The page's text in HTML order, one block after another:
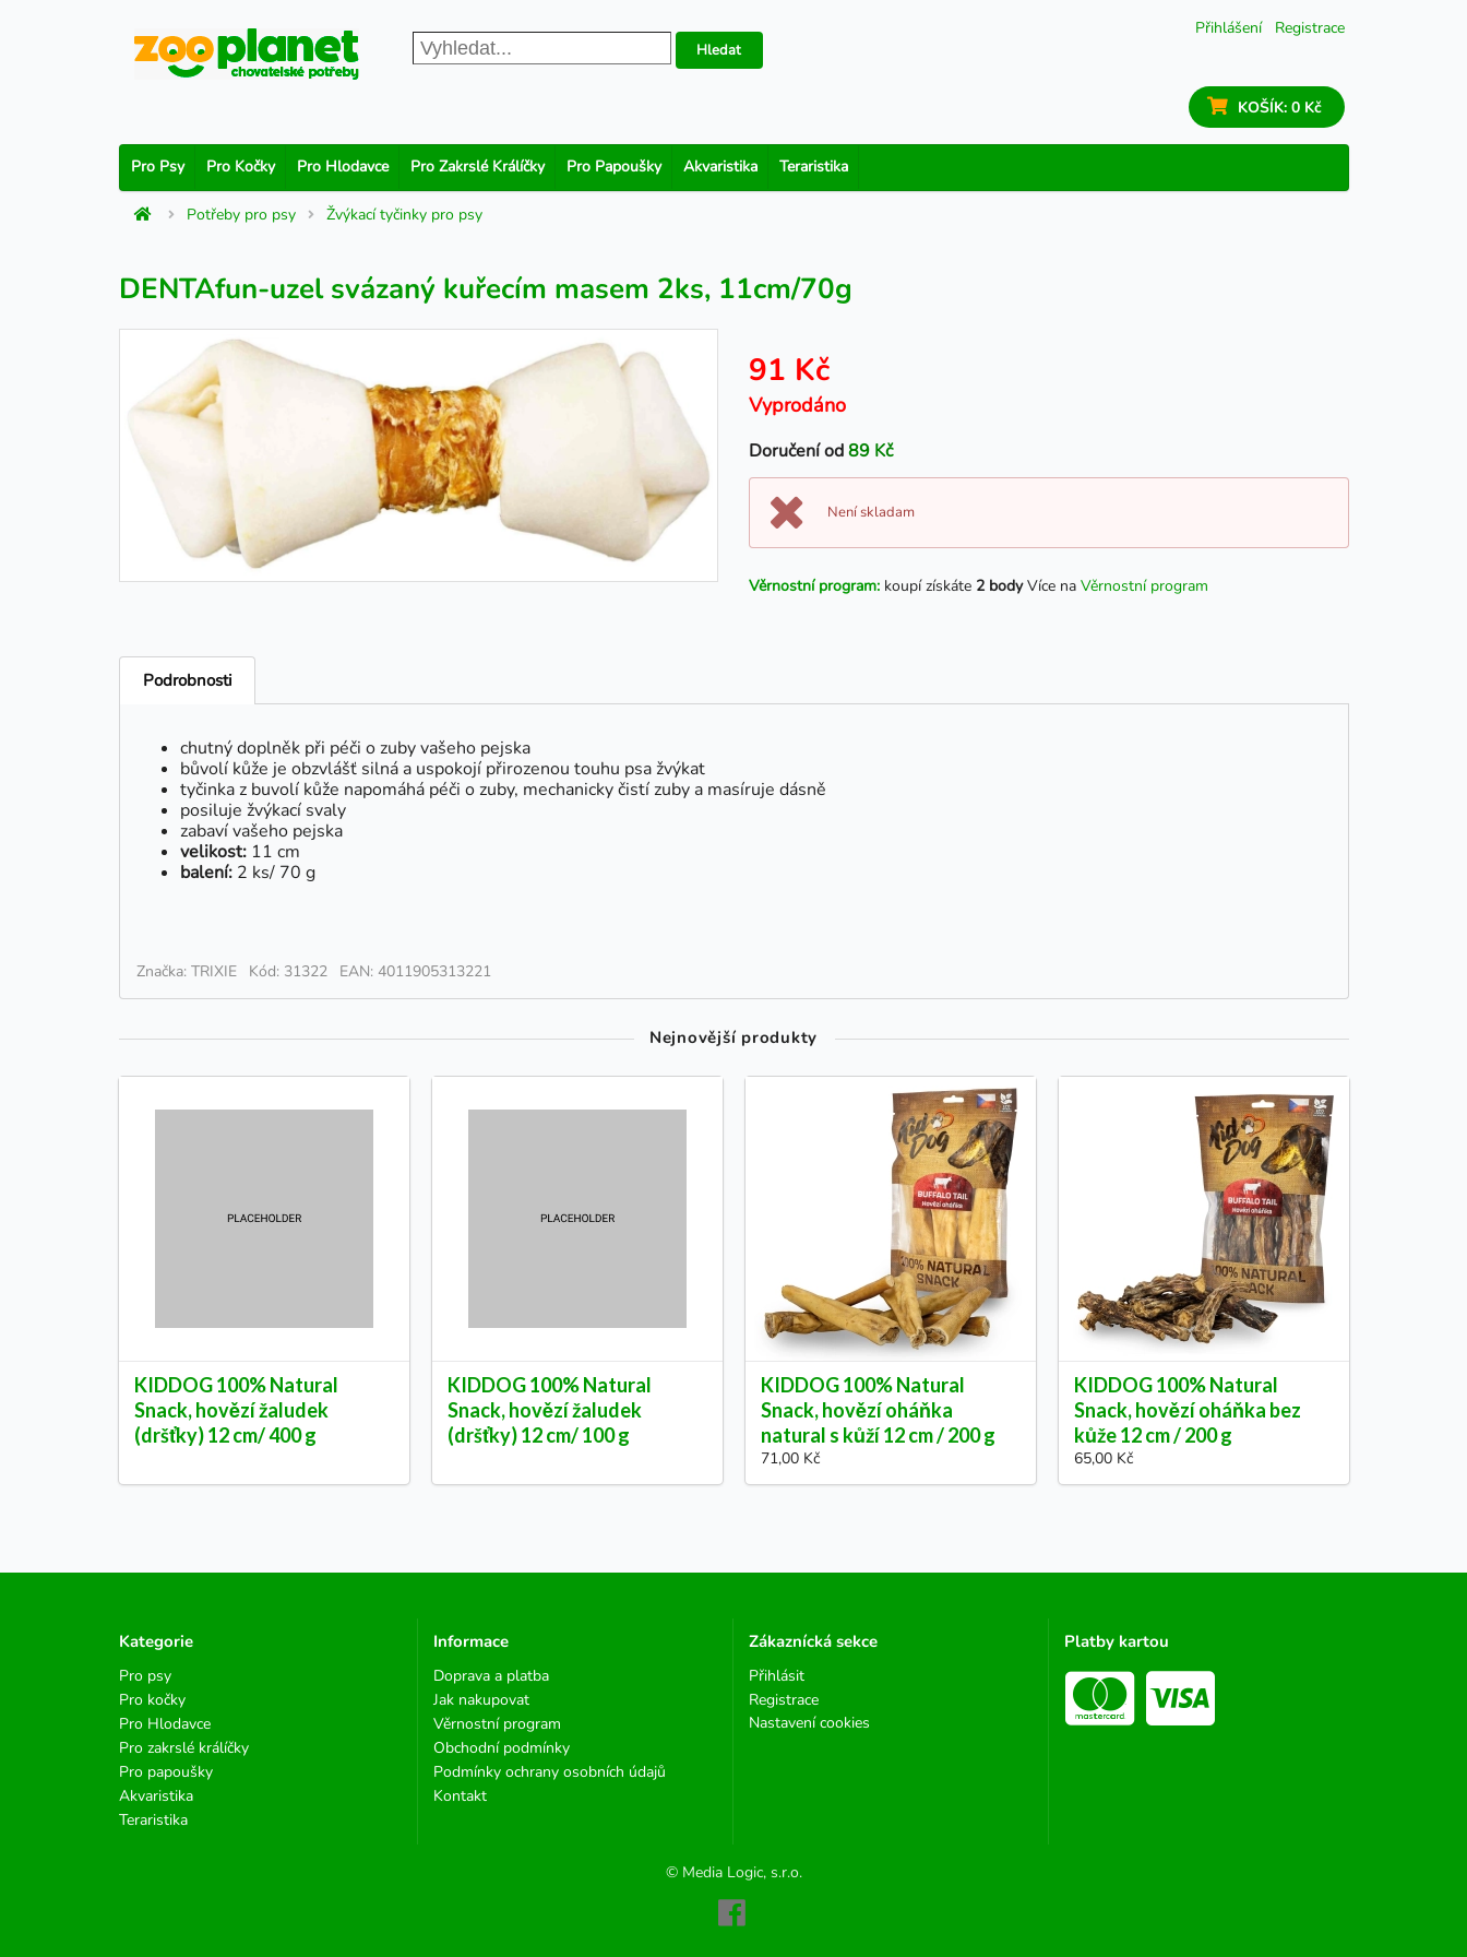
Přihlášení Registrace
Hledat
KOŠÍK: 0 Kč
Pro Psy Pro Kočky Pro Hlodavce Pro Zakrslé Králíčky Pro Papoušky Akvaristika Teraristika
Potřeby pro psy Žvýkací tyčinky pro psy
DENTAfun-uzel svázaný kuřecím masem 2ks, 11cm/70g
91 Kč
Vyprodáno
Doručení od89 Kč
Není skladam
Věrnostní program: koupí získáte 2 bodyVíce na Věrnostní program
Podrobnosti
chutný doplněk při péči o zuby vašeho pejska
bůvolí kůže je obzvlášť silná a uspokojí přirozenou touhu psa žvýkat
tyčinka z buvolí kůže napomáhá péči o zuby, mechanicky čistí zuby a masíruje dásně
posiluje žvýkací svaly
zabaví vašeho pejska
velikost: 11 cm
balení:2 ks/ 70 g
Značka: TRIXIE Kód: 31322 EAN: 4011905313221
Nejnovější produkty
KIDDOG 100% Natural
Snack, hovězí žaludek
(dršťky) 12 cm/ 400 g
KIDDOG 100% Natural
Snack, hovězí žaludek
(dršťky) 12 cm/ 100 g
KIDDOG 100% Natural
Snack, hovězí oháňka
natural s kůží 12 cm / 200 g
71,00 Kč
KIDDOG 100% Natural
Snack, hovězí oháňka bez
kůže 12 cm / 200 g
65,00 Kč
Kategorie
Pro psy
Pro kočky
Pro Hlodavce
Pro zakrslé králíčky
Pro papoušky
Akvaristika
Teraristika
Informace
Doprava a platba
Jak nakupovat
Věrnostní program
Obchodní podmínky
Podmínky ochrany osobních údajů
Kontakt
Zákaznícká sekce
Přihlásit
Registrace
Nastavení cookies
Platby kartou
© Media Logic, s.r.o.